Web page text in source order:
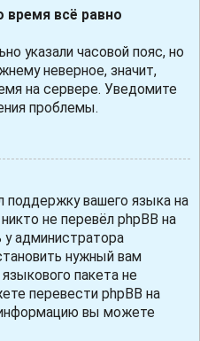
время всё равно
указали часовой пояс, но
неверное, значит,
на сервере. Уведомите
проблемы.
поддержку вашего языка на
не перевёл phpBB на
у администратора
нужный вам
пакета не
перевести phpBB на
вы можете